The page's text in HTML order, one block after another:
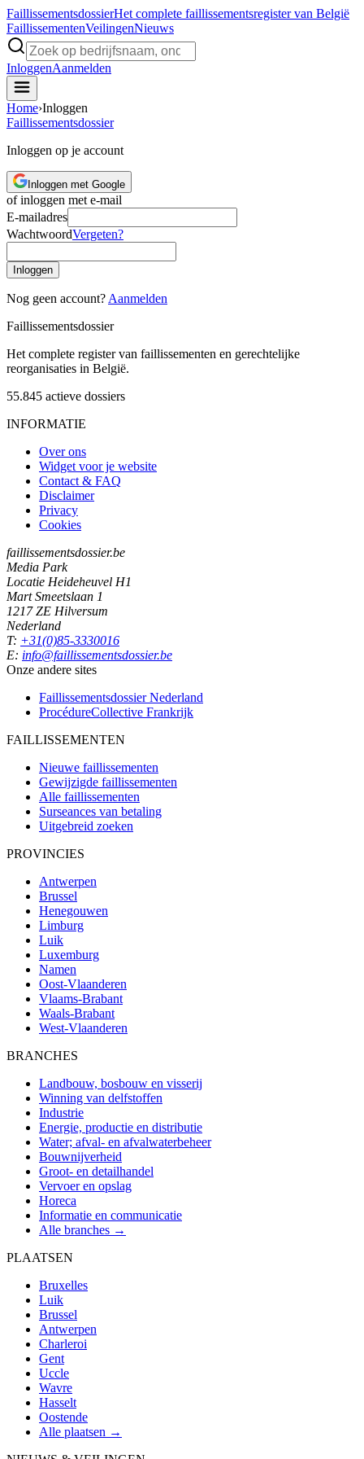
FaillissementsdossierHet complete faillissementsregister van België
FaillissementenVeilingenNieuws
InloggenAanmelden
Home›Inloggen
Faillissementsdossier
Inloggen op je account
Inloggen met Google
of inloggen met e-mail
E-mailadres
WachtwoordVergeten?
Inloggen
Nog geen account? Aanmelden
Faillissementsdossier
Het complete register van faillissementen en gerechtelijke
reorganisaties in België.
55.845 actieve dossiers
INFORMATIE
Over ons
Widget voor je website
Contact & FAQ
Disclaimer
Privacy
Cookies
faillissementsdossier.be
Media Park
Locatie Heideheuvel H1
Mart Smeetslaan 1
1217 ZE Hilversum
Nederland
T: +31(0)85-3330016
E: info@faillissementsdossier.be
Onze andere sites
Faillissementsdossier Nederland
ProcédureCollective Frankrijk
FAILLISSEMENTEN
Nieuwe faillissementen
Gewijzigde faillissementen
Alle faillissementen
Surseances van betaling
Uitgebreid zoeken
PROVINCIES
Antwerpen
Brussel
Henegouwen
Limburg
Luik
Luxemburg
Namen
Oost-Vlaanderen
Vlaams-Brabant
Waals-Brabant
West-Vlaanderen
BRANCHES
Landbouw, bosbouw en visserij
Winning van delfstoffen
Industrie
Energie, productie en distributie
Water; afval- en afvalwaterbeheer
Bouwnijverheid
Groot- en detailhandel
Vervoer en opslag
Horeca
Informatie en communicatie
Alle branches →
PLAATSEN
Bruxelles
Luik
Brussel
Antwerpen
Charleroi
Gent
Uccle
Wavre
Hasselt
Oostende
Alle plaatsen →